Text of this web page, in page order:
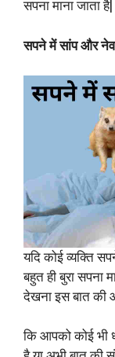
सपना माना जाता है|
सपने में सांप और
यदि कोई व्यक्ति
बहुत ही बुरा सपना
देखना इस बात की
कि आपको कोई भी